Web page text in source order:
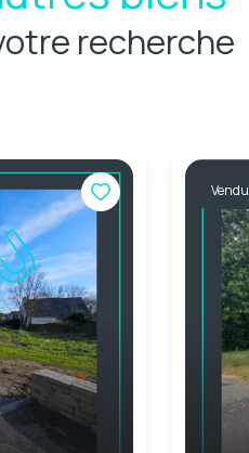
recherche
Vendu